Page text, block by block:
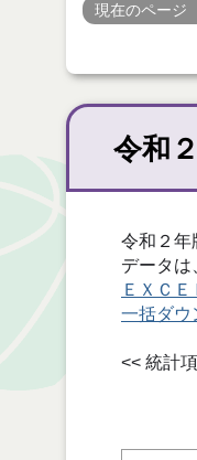
現在のページ
令和
令和２年
データは
ＥＸＣ
一括ダウ
<< 統計